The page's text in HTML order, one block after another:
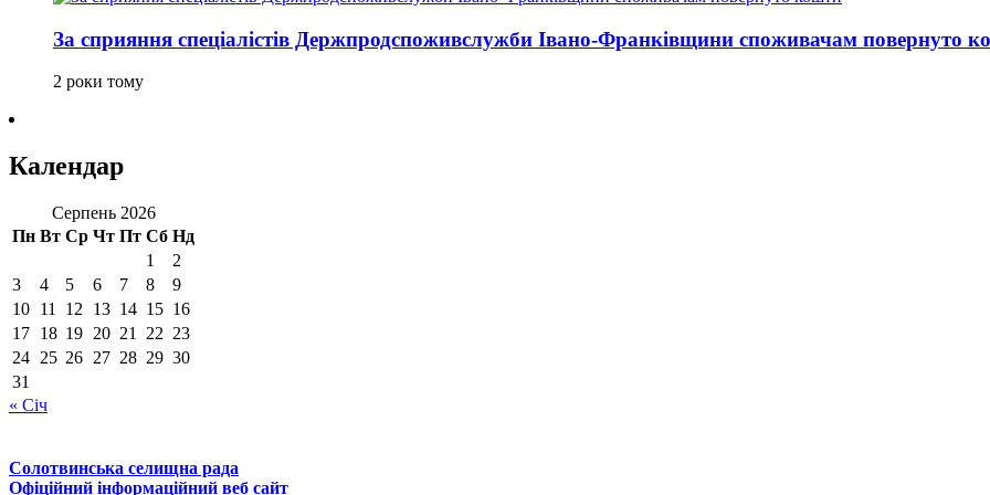
За сприяння спеціалістів Держпродспоживслужби Івано-Франківщини споживачам повернуто
2 роки тому
Календар
Серпень 2026
Пн Вт Ср Чт Пт Сб Нд
1
2
3
4 5 6 7 8
9
10 11 12 13 14 15 16
17 18 19 20 21 22 23
24 25 26 27 28 29 30
31
« Січ
Солотвинська селищна рада
Офіційний інформаційний веб сайт